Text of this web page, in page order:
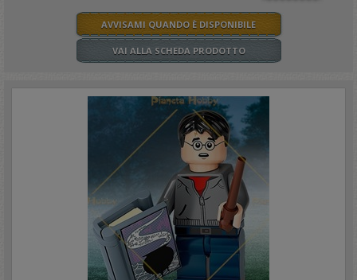
AVVISAMI QUANDO È DISPONIBILE
VAI ALLA SCHEDA PRODOTTO